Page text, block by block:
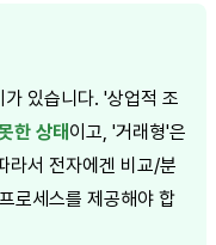
있습니다. '상업적 조
한 상태 이고, '거래형'은
라서 전자에겐 비교/분
로세스를 제공해야 합